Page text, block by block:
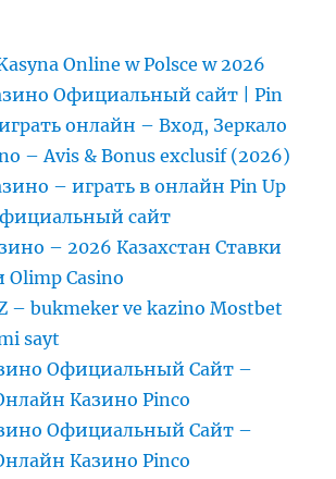
Online w Polsce w 2026
Официальный сайт | Pin
онлайн – Вход, Зеркало
– Avis & Bonus exclusif (2026)
– играть в онлайн Pin Up
сайт
– 2026 Казахстан Ставки
Olimp Casino
– bukmeker ve kazino Mostbet
sayt
Официальный Сайт –
Казино Pinco
Официальный Сайт –
Казино Pinco